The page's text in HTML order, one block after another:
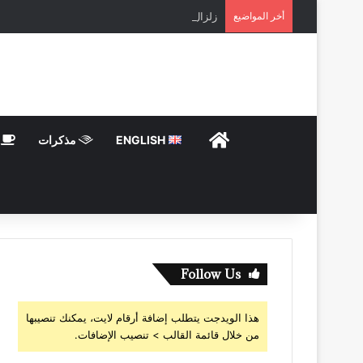
أخر المواضيع زلزال مصر
HOME
ENGLISH مذكرات
Follow Us
هذا الويدجت يتطلب إضافة أرقام لايت، يمكنك تنصيبها
من خلال قائمة القالب > تنصيب الإضافات.